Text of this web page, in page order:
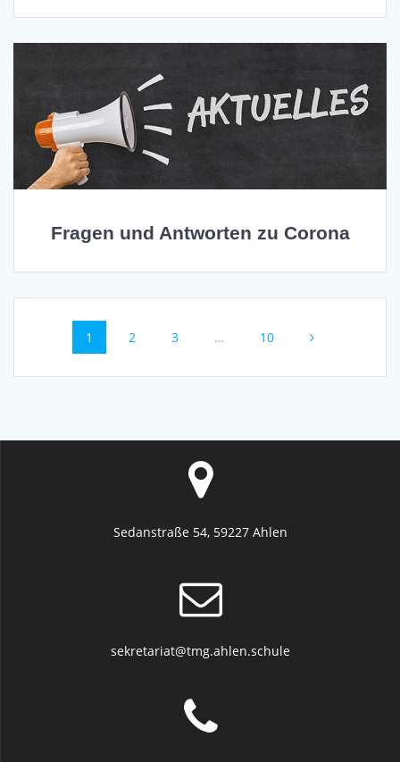
Fragen und Antworten zu Corona
Beitragsnavigation
Seite
1 Seite
2 Seite
3 … Seite
10
Sedanstraße 54, 59227 Ahlen
sekretariat@tmg.ahlen.schule